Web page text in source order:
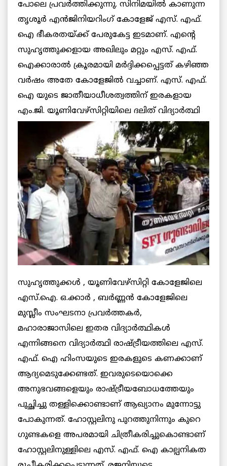
പോലെ പ്രവര്‍ത്തിക്കുന്നു. സിനിമയില്‍ കാണുന്ന
തൃശൂര്‍ എന്‍ജിനിയറിംഗ് കോളേജ് എസ്. എഫ്.
ഐ ഭീകരതയ്ക്ക് പേരുകേട്ട ഇടമാണ്. എന്റെ
സുഹൃത്തുക്കളായ അഖിലും മറ്റും എസ്. എഫ്.
ഐക്കാരാല്‍ ക്രൂരമായി മര്‍ദ്ദിക്കപ്പെട്ടത് കഴിഞ്ഞ
വര്‍ഷം അതേ കോളേജില്‍ വച്ചാണ്. എസ്. എഫ്.
ഐ യുടെ ജാതീയാധീശത്വത്തിന് ഇരകളായ
എം.ജി. യൂണിവേഴ്‌സിറ്റിയിലെ ദലിത് വിദ്യാര്‍ത്ഥി
സുഹൃത്തുക്കള്‍ , യൂണിവേഴ്‌സിറ്റി കോളേജിലെ
എസ്.ഐ. ഒ.ക്കാര്‍ , ബര്‍ണ്ണന്‍ കോളേജിലെ
മുസ്ലീം സംഘടനാ പ്രവര്‍ത്തകര്‍,
മഹാരാജാസിലെ ഇതര വിദ്യാര്‍ത്ഥികള്‍
എന്നിങ്ങനെ വിദ്യാര്‍ത്ഥി രാഷ്ട്രീയത്തിലെ എസ്.
എഫ്. ഐ ഹിംസയുടെ ഇരകളുടെ കണക്കാണ്
ആദ്യമെടുക്കേണ്ടത്. ഇവരുടെയൊക്കെ
അനുഭവങ്ങളെയും രാഷ്ട്രീയബോധത്തേയും
പുച്ഛിച്ചു തള്ളിക്കൊണ്ടാണ് ആഖ്യാനം മുന്നോട്ടു
പോകുന്നത്. ഹോസ്റ്റലിനു പുറത്തുനിന്നും കുറെ
ഗുണ്ടകളെ അപരമായി ചിത്രീകരിച്ചുകൊണ്ടാണ്
ഹോസ്റ്റലിനുള്ളിലെ എസ്. എഫ്. ഐ കാല്പനികത